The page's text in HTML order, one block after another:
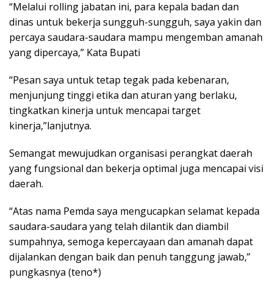
“Melalui rolling jabatan ini, para kepala badan dan
dinas untuk bekerja sungguh-sungguh, saya yakin dan
percaya saudara-saudara mampu mengemban amanah
yang dipercaya,” Kata Bupati
“Pesan saya untuk tetap tegak pada kebenaran,
menjunjung tinggi etika dan aturan yang berlaku,
tingkatkan kinerja untuk mencapai target
kinerja,”lanjutnya.
Semangat mewujudkan organisasi perangkat daerah
yang fungsional dan bekerja optimal juga mencapai visi
daerah.
“Atas nama Pemda saya mengucapkan selamat kepada
saudara-saudara yang telah dilantik dan diambil
sumpahnya, semoga kepercayaan dan amanah dapat
dijalankan dengan baik dan penuh tanggung jawab,”
pungkasnya (teno*)